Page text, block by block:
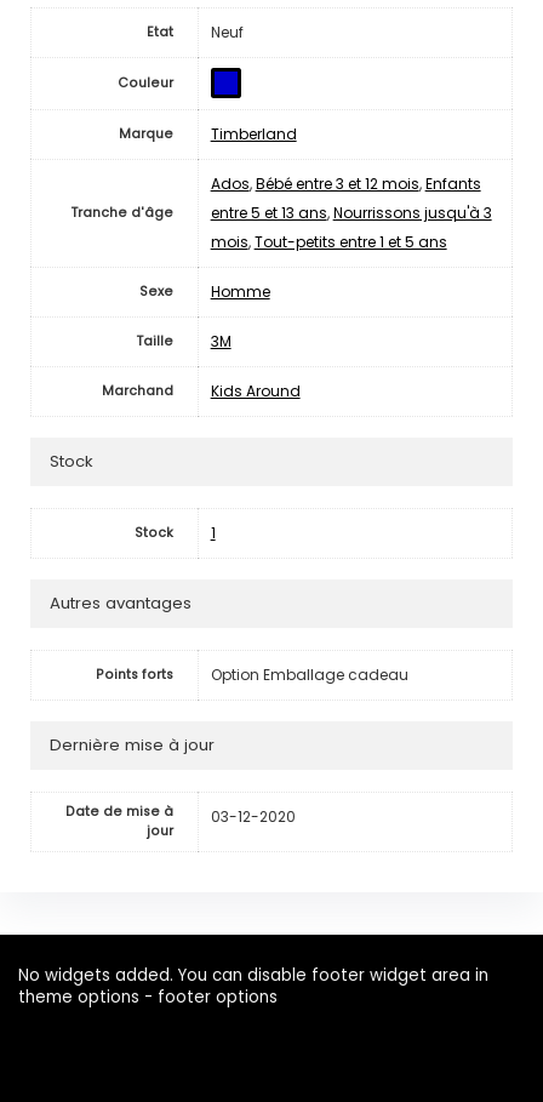
Etat Neuf
Couleur
Marque Timberland
Tranche d'âge
Ados,Bébé entre 3 et 12 mois,Enfants
entre 5 et 13 ans,Nourrissons jusqu'à 3
mois,Tout-petits entre 1 et 5 ans
Sexe Homme
Taille 3M
Marchand Kids Around
Stock
Stock 1
Autres avantages
Points forts Option Emballage cadeau
Dernière mise à jour
Date de mise à
jour
03-12-2020
No widgets added. You can disable footer widget area in
theme options - footer options